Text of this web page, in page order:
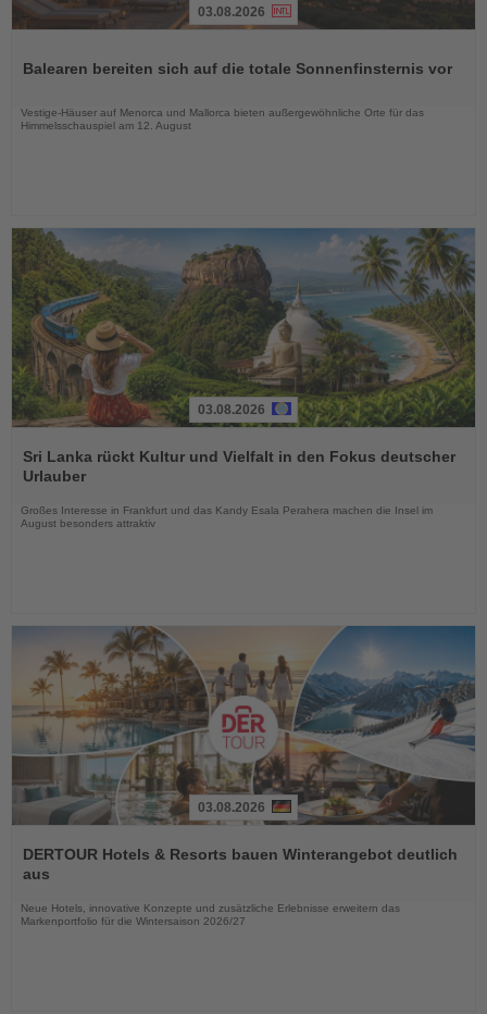
die
03.08.2026
Balearen bereiten sich auf die totale Sonnenfinsternis vor
Vestige-Häuser auf Menorca und Mallorca bieten außergewöhnliche Orte für das
Himmelsschauspiel am 12. August
Sie
die
03.08.2026
Sri Lanka rückt Kultur und Vielfalt in den Fokus deutscher
Urlauber
Großes Interesse in Frankfurt und das Kandy Esala Perahera machen die Insel im
August besonders attraktiv
Sie
die
03.08.2026
DERTOUR Hotels & Resorts bauen Winterangebot deutlich
aus
Neue Hotels, innovative Konzepte und zusätzliche Erlebnisse erweitern das
Markenportfolio für die Wintersaison 2026/27